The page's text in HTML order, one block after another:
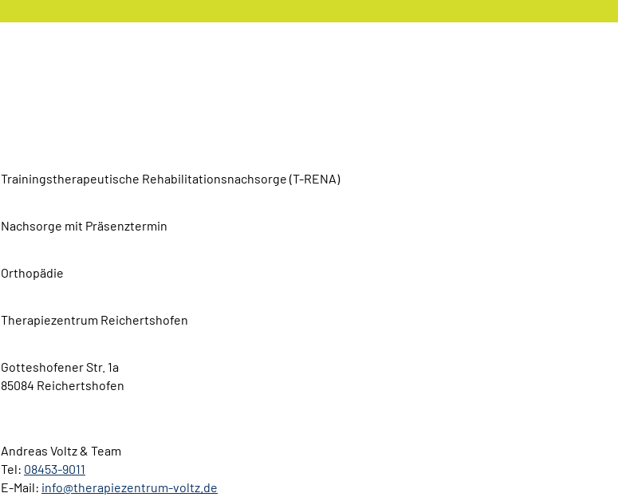
Trainingstherapeutische Rehabilitationsnachsorge (T-RENA)
Nachsorge mit Präsenztermin
Orthopädie
Therapiezentrum Reichertshofen
Gotteshofener Str. 1a
85084 Reichertshofen
Andreas Voltz & Team
Tel: 08453-9011
E-Mail: info@therapiezentrum-voltz.de